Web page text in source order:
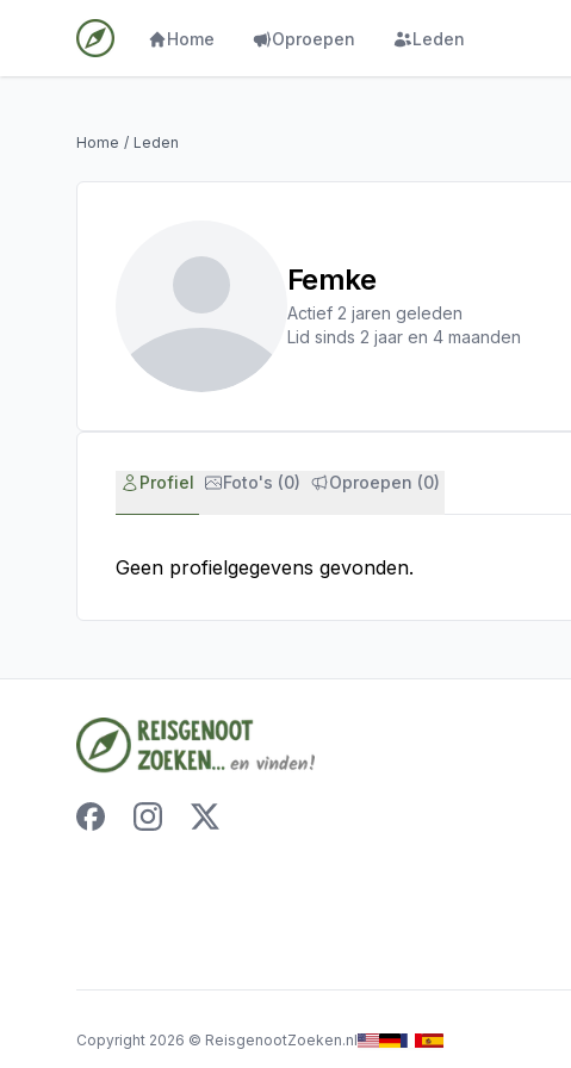
Home Oproepen Leden
Home / Leden
Femke
Actief 2 jaren geleden
Lid sinds 2 jaar en 4 maanden
Profiel Foto's (0) Oproepen (0)
Geen profielgegevens gevonden.
Copyright 2026 © ReisgenootZoeken.nl